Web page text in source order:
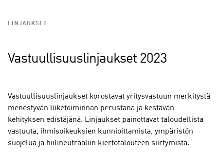
LINJAUKSET
Vastuullisuuslinjaukset 2023
Vastuullisuuslinjaukset korostavat yritysvastuun merkitystä
menestyvän liiketoiminnan perustana ja kestävän
kehityksen edistäjänä. Linjaukset painottavat taloudellista
vastuuta, ihmisoikeuksien kunnioittamista, ympäristön
suojelua ja hiilineutraaliin kiertotalouteen siirtymistä.